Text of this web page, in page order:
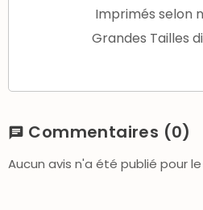
Imprimés selon
Grandes Tailles
chat Commentaires (0)
Aucun avis n'a été publié pour